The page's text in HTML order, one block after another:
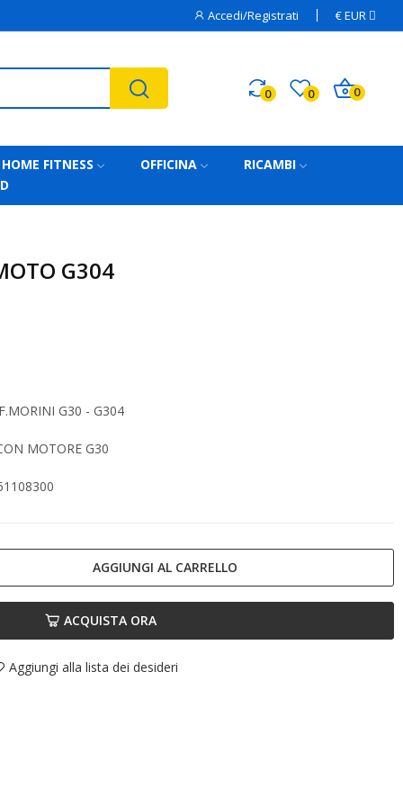
Accedi/Registrati €EUR
0 0 0
HOME FITNESS OFFICINA
RICAMBI
G304
G30 - G304
MOTORE G30
AGGIUNGI AL CARRELLO
ACQUISTA ORA
Aggiungi alla lista dei desideri